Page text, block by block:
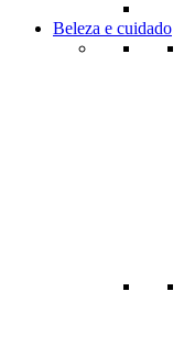
Beleza e cuidado